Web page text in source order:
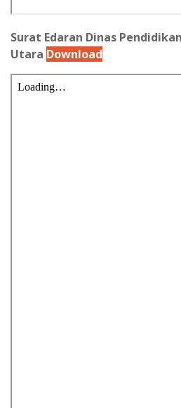
Surat Edaran Dinas
Utara Download